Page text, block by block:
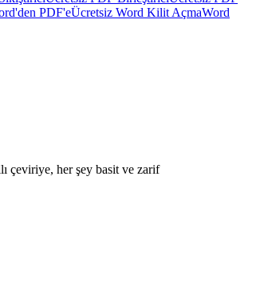
PDF'eÜcretsiz Word Kilit AçmaWord
çeviriye, her şey basit ve zarif